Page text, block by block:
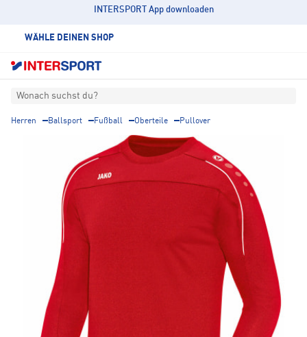
INTERSPORT App downloaden
WÄHLE DEINEN SHOP
Wonach suchst du?
Herren Ballsport Fußball Oberteile Pullover